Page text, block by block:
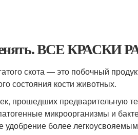
ВСЕ КРАСКИ
скота — это побочный
состояния кости животных.
прошедших предварительную
микроорганизмы и
удобрение более